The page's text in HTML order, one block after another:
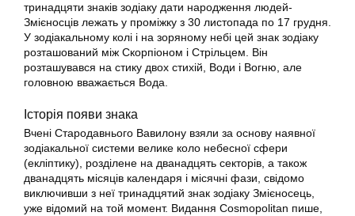
тринадцяти знаків зодіаку дати народження людей-
Змієносців лежать у проміжку з 30 листопада по 17 грудня.
У зодіакальному колі і на зоряному небі цей знак зодіаку
розташований між Скорпіоном і Стрільцем. Він
розташувався на стику двох стихій, Води і Вогню, але
головною вважається Вода.
Історія появи знака
Вчені Стародавнього Вавилону взяли за основу наявної
зодіакальної системи велике коло небесної сфери
(екліптику), розділене на дванадцять секторів, а також
дванадцять місяців календаря і місячні фази, свідомо
виключивши з неї тринадцятий знак зодіаку Змієносець,
уже відомий на той момент. Видання Cosmopolitan пише,